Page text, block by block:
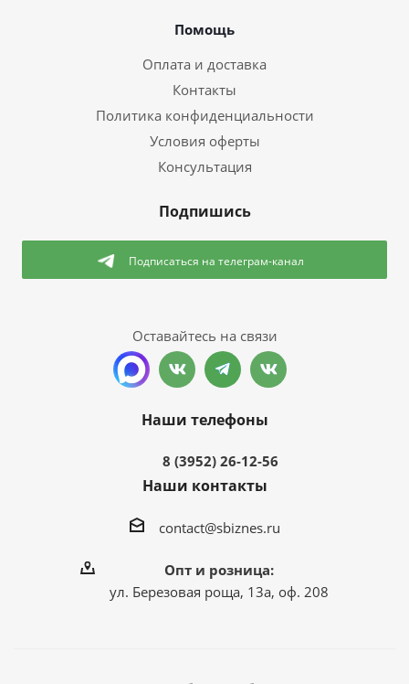
Помощь
Оплата и доставка
Контакты
Политика конфиденциальности
Условия оферты
Консультация
Подпишись
Подписаться на телеграм-канал
Оставайтесь на связи
Наши телефоны
8 (3952) 26-12-56
Наши контакты
contact@sbiznes.ru
Опт и розница:
ул. Березовая роща, 13а, оф. 208